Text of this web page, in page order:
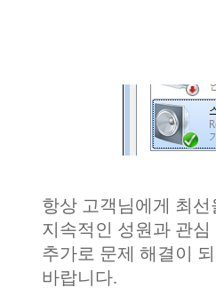
항상 고객님에게 최
지속적인 성원과 관
추가로 문제 해결이
바랍니다.